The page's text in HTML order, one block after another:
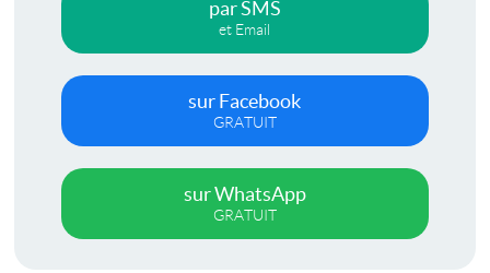
par SMS
et Email
sur Facebook
GRATUIT
sur WhatsApp
GRATUIT